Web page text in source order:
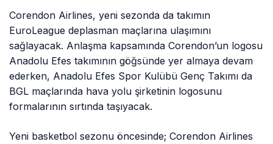
Corendon Airlines, yeni sezonda da takımın
EuroLeague deplasman maçlarına ulaşımını
sağlayacak. Anlaşma kapsamında Corendon’un logosu
Anadolu Efes takımının göğsünde yer almaya devam
ederken, Anadolu Efes Spor Kulübü Genç Takımı da
BGL maçlarında hava yolu şirketinin logosunu
formalarının sırtında taşıyacak.
Yeni basketbol sezonu öncesinde; Corendon Airlines